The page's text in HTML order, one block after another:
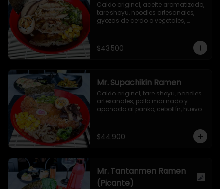
Caldo original, aceite aromatizado,
tare shoyu, noodles artesanales,
gyozas de cerdo o vegetales,
ajonjolí y alga nori.
$43.500
Mr. Supachikin Ramen
Caldo original, tare shoyu, noodles
artesanales, pollo marinado y
apanado al panko, cebollín, huevo
de ajonjolí y alga nori.
$44.900
Mr. Tantanmen Ramen
(Picante)